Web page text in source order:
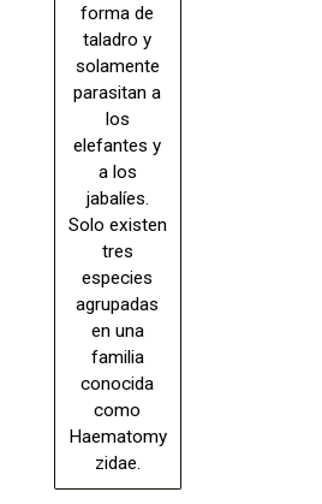
forma de
taladro y
solamente
parasitan a
los
elefantes y
a los
jabalíes.
Solo existen
tres
especies
agrupadas
en una
familia
conocida
como
Haematomy
zidae.